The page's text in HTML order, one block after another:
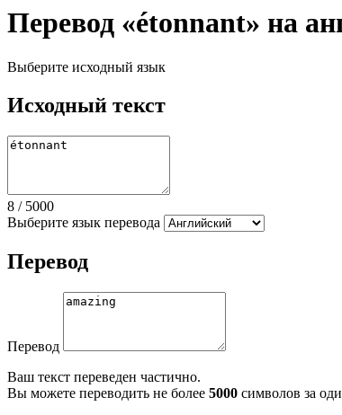
Перевод «étonnant» на
Выберите исходный язык
Исходный текст
8 / 5000
Выберите язык перевода
Перевод
Перевод
Ваш текст переведен частично.
Вы можете переводить не более 5000 символов за